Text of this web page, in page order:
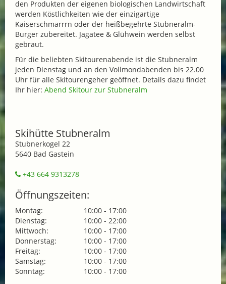
den Produkten der eigenen biologischen Landwirtschaft
werden Köstlichkeiten wie der einzigartige
Kaiserschmarrrn oder der heißbegehrte Stubneralm-
Burger zubereitet. Jagatee & Glühwein werden selbst
gebraut.
Für die beliebten Skitourenabende ist die Stubneralm
jeden Dienstag und an den Vollmondabenden bis 22.00
Uhr für alle Skitourengeher geöffnet. Details dazu findet
Ihr hier: Abend Skitour zur Stubneralm
Skihütte Stubneralm
Stubnerkogel 22
5640 Bad Gastein
+43 664 9313278
Öffnungszeiten:
Montag:
10:00 - 17:00
Dienstag:
10:00 - 22:00
Mittwoch:
10:00 - 17:00
Donnerstag:
10:00 - 17:00
Freitag:
10:00 - 17:00
Samstag:
10:00 - 17:00
Sonntag:
10:00 - 17:00